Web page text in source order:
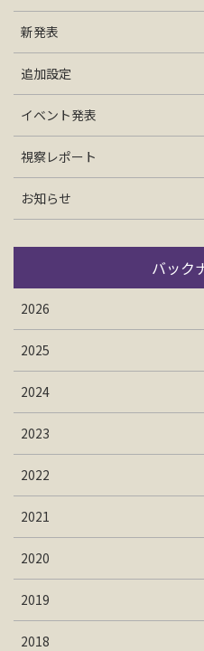
新発表
追加設定
イベント発表
視察レポート
お知らせ
バック
2026
2025
2024
2023
2022
2021
2020
2019
2018